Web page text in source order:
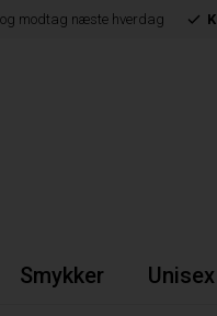
modtag næste hverdag
Smykker Unisex